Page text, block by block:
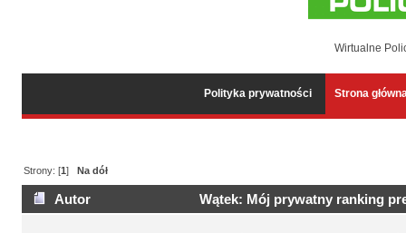
Wirtualne
Polityka prywatności Strona
Strony: [1]Na dół
Autor Wątek: Mój prywatny ranking